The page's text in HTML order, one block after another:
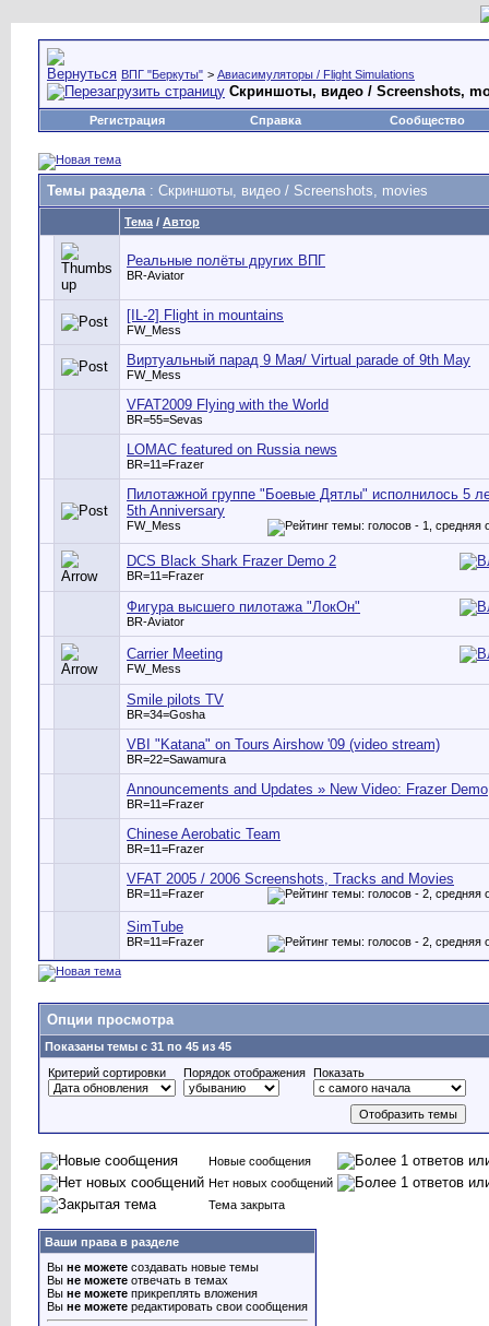
ВПГ "Беркуты" > Авиасимуляторы / Flight Simulations
Скриншоты, видео / Screenshots,
Регистрация Справка Сообщество
Темы раздела: Скриншоты, видео / Screenshots, movies
Тема / Автор
Реальные полёты других ВПГ
BR-Aviator
[IL-2] Flight in mountains
FW_Mess
Виртуальный парад 9 Мая/ Virtual parade of 9th May
FW_Mess
VFAT2009 Flying with the World
BR=55=Sevas
LOMAC featured on Russia news
BR=11=Frazer
Пилотажной группе "Боевые Дятлы" исполнилось 5
5th Anniversary
FW_Mess
DCS Black Shark Frazer Demo 2
BR=11=Frazer
Фигура высшего пилотажа "ЛокОн"
BR-Aviator
Carrier Meeting
FW_Mess
Smile pilots TV
BR=34=Gosha
VBI "Katana" on Tours Airshow '09 (video stream)
BR=22=Sawamura
Announcements and Updates » New Video: Frazer Demo
BR=11=Frazer
Chinese Aerobatic Team
BR=11=Frazer
VFAT 2005 / 2006 Screenshots, Tracks and Movies
BR=11=Frazer
SimTube
BR=11=Frazer
Опции просмотра
Показаны темы с 31 по 45 из 45
Критерий сортировки
Порядок отображения Показать
Новые сообщения
Нет новых сообщений
Тема закрыта
Ваши права в разделе
Вы не можете создавать новые темы
Вы не можете отвечать в темах
Вы не можете прикреплять вложения
Вы не можете редактировать свои сообщения